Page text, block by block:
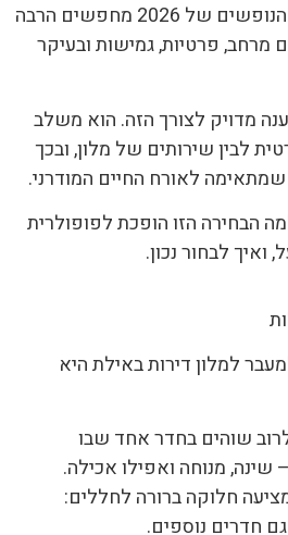
הסיבה לכך אינה מקרית. הנופשים של 2026 מחפשים הרבה
מרחב, פרטיות, גמישות ובעיקר
מדויק לצורך הזה. הוא משלב
לבין שירותים של מלון, ובכך
שמתאימה לאורח החיים המודרני.
הבחירה הזו הופכת לפופולרית
ואיך לבחור נכון.
למלון דירות באילת היא
שוהים בחדר אחד שבו
שינה, מנוחה ואפילו אכילה.
חלוקה ברורה לחללים:
חדרים נוספים.